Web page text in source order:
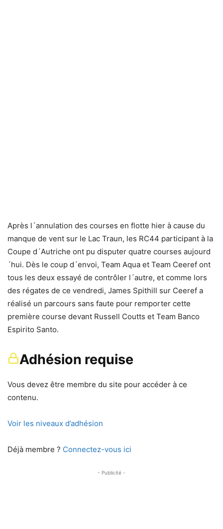
Après l´annulation des courses en flotte hier à cause du
manque de vent sur le Lac Traun, les RC44 participant à la
Coupe d´Autriche ont pu disputer quatre courses aujourd
´hui. Dès le coup d´envoi, Team Aqua et Team Ceeref ont
tous les deux essayé de contrôler l´autre, et comme lors
des régates de ce vendredi, James Spithill sur Ceeref a
réalisé un parcours sans faute pour remporter cette
première course devant Russell Coutts et Team Banco
Espirito Santo.
Adhésion requise
Vous devez être membre du site pour accéder à ce
contenu.
Voir les niveaux d’adhésion
Déjà membre ? Connectez-vous ici
- Publicité -